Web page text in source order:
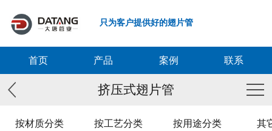
只为客户提供好的翅片管
首页 产品 案例 联系
挤压式翅片管
按材质分类 按工艺分类 按用途分类 其